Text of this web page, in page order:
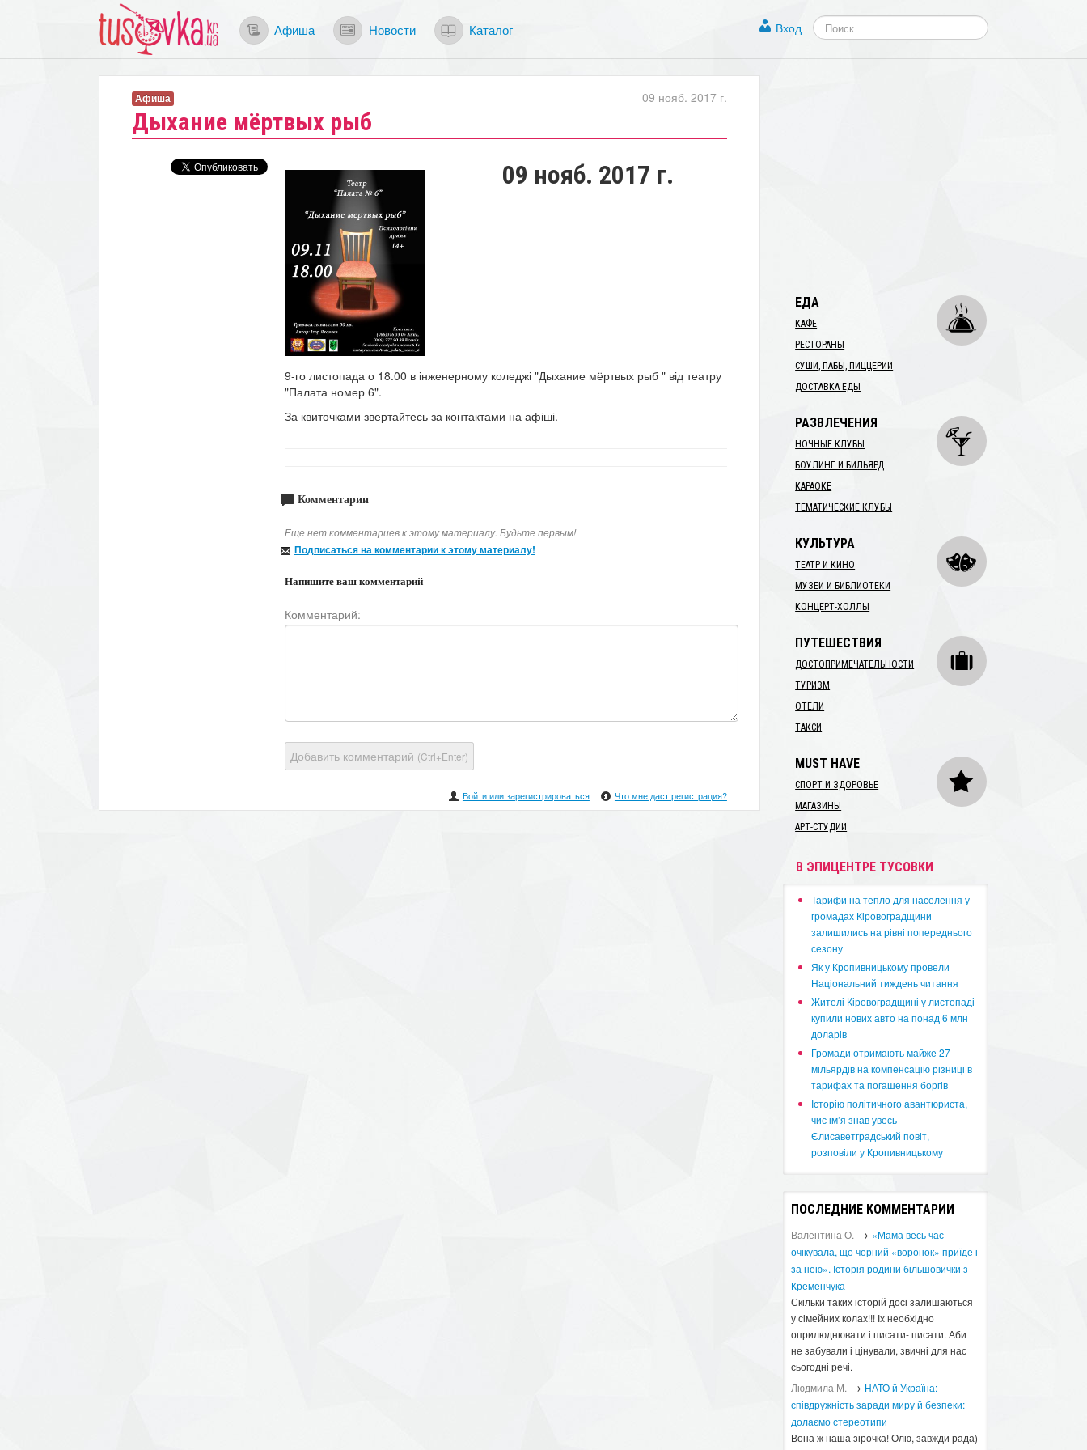
Афиша Новости Каталог Вход
Дыхание мёртвых рыб
09 нояб. 2017 г.
Афиша
09 нояб. 2017 г.
9-го листопада о 18.00 в інженерному коледжі "Дыхание мёртвых рыб " від театру
"Палата номер 6".
За квиточками звертайтесь за контактами на афіші.
Комментарии
Еще нет комментариев к этому материалу. Будьте первым!
Подписаться на комментарии к этому материалу!
Напишите ваш комментарий
Комментарий:
Добавить комментарий (Ctrl+Enter)
Войти или зарегистрироваться Что мне даст регистрация?
ЕДА
КАФЕ
РЕСТОРАНЫ
СУШИ, ПАБЫ, ПИЦЦЕРИИ
ДОСТАВКА ЕДЫ
РАЗВЛЕЧЕНИЯ
НОЧНЫЕ КЛУБЫ
БОУЛИНГ И БИЛЬЯРД
КАРАОКЕ
ТЕМАТИЧЕСКИЕ КЛУБЫ
КУЛЬТУРА
ТЕАТР И КИНО
МУЗЕИ И БИБЛИОТЕКИ
КОНЦЕРТ-ХОЛЛЫ
ПУТЕШЕСТВИЯ
ДОСТОПРИМЕЧАТЕЛЬНОСТИ
ТУРИЗМ
ОТЕЛИ
ТАКСИ
MUST HAVE
СПОРТ И ЗДОРОВЬЕ
МАГАЗИНЫ
АРТ-СТУДИИ
В ЭПИЦЕНТРЕ ТУСОВКИ
​Тарифи на тепло для населення у
громадах Кіровоградщини
залишились на рівні попереднього
сезону
​Як у Кропивницькому провели
Національний тиждень читання
​Жителі Кіровоградщині у листопаді
купили нових авто на понад 6 млн
доларів
​Громади отримають майже 27
мільярдів на компенсацію різниці в
тарифах та погашення боргів
Історію політичного авантюриста,
чиє ім’я знав увесь
Єлисаветградський повіт,
розповіли у Кропивницькому
ПОСЛЕДНИЕ КОММЕНТАРИИ
Валентина О. → «Мама весь час
очікувала, що чорний «воронок» приїде і
за нею». Історія родини більшовички з
Кременчука
Скільки таких історій досі залишаються
у сімейних колах!!! Іх необхідно
оприлюднювати і писати- писати. Аби
не забували і цінували, звичні для нас
сьогодні речі.
Людмила М. → ​НАТО й Україна:
співдружність заради миру й безпеки:
долаємо стереотипи
Вона ж наша зірочка! Олю, завжди рада)